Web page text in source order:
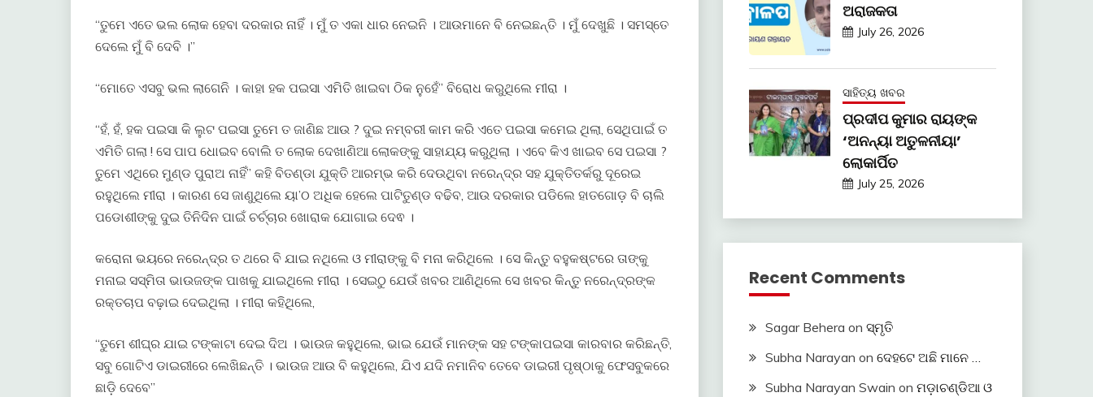
“ତୁମେ ଏତେ ଭଲ ଲୋକ ହେବା ଦରକାର ନାହିଁ । ମୁଁ ତ ଏକା ଧାର ନେଇନି । ଆଉମାନେ ବି ନେଇଛନ୍ତି । ମୁଁ ଦେଖୁଛି । ସମସ୍ତେ
ଦେଲେ ମୁଁ ବି ଦେବି ।”
“ମୋତେ ଏସବୁ ଭଲ ଲାଗେନି । କାହା ହକ ପଇସା ଏମିତି ଖାଇବା ଠିକ ନୁହେଁ” ବିରୋଧ କରୁଥିଲେ ମୀରା ।
“ହଁ, ହଁ, ହକ ପଇସା କି ଲୁଟ ପଇସା ତୁମେ ତ ଜାଣିଛ ଆଉ ? ଦୁଇ ନମ୍ବରୀ କାମ କରି ଏତେ ପଇସା କମେଇ ଥିଲା, ସେଥିପାଇଁ ତ
ଏମିତି ଗଲା ! ସେ ପାପ ଧୋଇବ ବୋଲି ତ ଲୋକ ଦେଖାଣିଆ ଲୋକଙ୍କୁ ସାହାଯ୍ୟ କରୁଥିଲା । ଏବେ କିଏ ଖାଇବ ସେ ପଇସା ?
ତୁମେ ଏଥିରେ ମୁଣ୍ଡ ପୁରାଅ ନାହିଁ” କହି ବିତଣ୍ଡା ଯୁକ୍ତି ଆରମ୍ଭ କରି ଦେଉଥିବା ନରେନ୍ଦ୍ର ସହ ଯୁକ୍ତିତର୍କରୁ ଦୂରେଇ
ରହୁଥିଲେ ମୀରା । କାରଣ ସେ ଜାଣୁଥିଲେ ୟା’ଠ ଅଧିକ ହେଲେ ପାଟିତୁଣ୍ଡ ବଢିବ, ଆଉ ଦରକାର ପଡିଲେ ହାତଗୋଡ଼ ବି ଚାଲି
ପଡୋଶୀଙ୍କୁ ଦୁଇ ତିନିଦିନ ପାଇଁ ଚର୍ଚ୍ଚାର ଖୋରାକ ଯୋଗାଇ ଦେଵ ।
କରୋନା ଭୟରେ ନରେନ୍ଦ୍ର ତ ଥରେ ବି ଯାଇ ନଥିଲେ ଓ ମୀରାଙ୍କୁ ବି ମନା କରିଥିଲେ । ସେ କିନ୍ତୁ ବହୁକଷ୍ଟରେ ତାଙ୍କୁ
ମନାଇ ସସ୍ମିତା ଭାଉଜଙ୍କ ପାଖକୁ ଯାଇଥିଲେ ମୀରା । ସେଇଠୁ ଯେଉଁ ଖବର ଆଣିଥିଲେ ସେ ଖବର କିନ୍ତୁ ନରେନ୍ଦ୍ରଙ୍କ
ରକ୍ତଚାପ ବଢ଼ାଇ ଦେଇଥିଲା । ମୀରା କହିଥିଲେ,
“ତୁମେ ଶୀଘ୍ର ଯାଇ ଟଙ୍କାଟା ଦେଇ ଦିଅ । ଭାଉଜ କହୁଥିଲେ, ଭାଇ ଯେଉଁ ମାନଙ୍କ ସହ ଟଙ୍କାପଇସା କାରବାର କରିଛନ୍ତି,
ସବୁ ଗୋଟିଏ ଡାଇରୀରେ ଲେଖିଛନ୍ତି । ଭାଉଜ ଆଉ ବି କହୁଥିଲେ, ଯିଏ ଯଦି ନମାନିବ ତେବେ ଡାଇରୀ ପୃଷ୍ଠାକୁ ଫେସବୁକରେ
ଛାଡ଼ି ଦେବେ”
ଅରାଜକତା
July 26, 2026
ସାହିତ୍ୟ ଖବର
ପ୍ରଦୀପ କୁମାର ରାୟଙ୍କ
‘ଅନନ୍ୟା ଅତୁଳନୀୟା’
ଲୋକାର୍ପିତ
July 25, 2026
Recent Comments
Sagar Behera on ସ୍ମୃତି
Subha Narayan on ଦେହଟେ ଅଛି ମାନେ …
Subha Narayan Swain on ମଡ଼ାଚଣ୍ଡିଆ ଓ